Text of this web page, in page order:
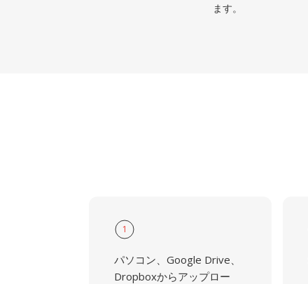
ます。
1
パソコン、Google Drive、
Dropboxからアップロー